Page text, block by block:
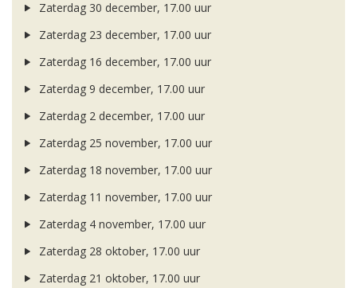
Zaterdag 30 december, 17.00 uur
Zaterdag 23 december, 17.00 uur
Zaterdag 16 december, 17.00 uur
Zaterdag 9 december, 17.00 uur
Zaterdag 2 december, 17.00 uur
Zaterdag 25 november, 17.00 uur
Zaterdag 18 november, 17.00 uur
Zaterdag 11 november, 17.00 uur
Zaterdag 4 november, 17.00 uur
Zaterdag 28 oktober, 17.00 uur
Zaterdag 21 oktober, 17.00 uur